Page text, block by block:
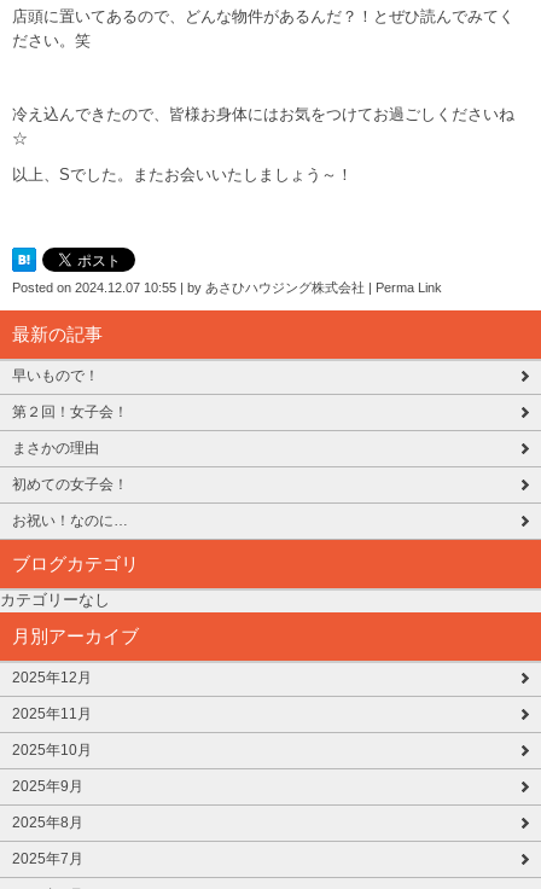
店頭に置いてあるので、どんな物件があるんだ？！とぜひ読んでみてく
ださい。笑
冷え込んできたので、皆様お身体にはお気をつけてお過ごしくださいね
☆
以上、Sでした。またお会いいたしましょう～！
Posted on 2024.12.07 10:55 by あさひハウジング株式会社 Perma Link
最新の記事
早いもので！
第２回！女子会！
まさかの理由
初めての女子会！
お祝い！なのに…
ブログカテゴリ
カテゴリーなし
月別アーカイブ
2025年12月
2025年11月
2025年10月
2025年9月
2025年8月
2025年7月